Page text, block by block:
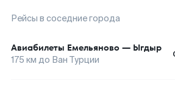
Рейсы в соседние города
Авиабилеты Емельяново — Ыгдыр
175 км до Ван Турции